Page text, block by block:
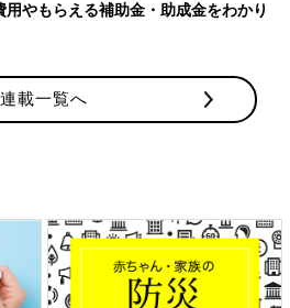
妊婦の感染症対策、知っておいて！
連載一覧へ